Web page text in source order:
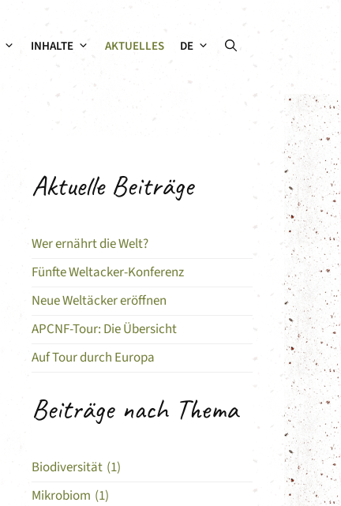
INHALTE AKTUELLES DE
Aktuelle Beiträge
Wer ernährt die Welt?
Fünfte Weltacker-Konferenz
Neue Weltäcker eröffnen
APCNF-Tour: Die Übersicht
Auf Tour durch Europa
Beiträge nach Thema
Biodiversität (1)
Mikrobiom (1)